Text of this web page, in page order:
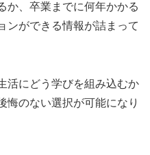
か、卒業までに何年かかる
ンができる情報が詰まって
活にどう学びを組み込むか
悔のない選択が可能になり